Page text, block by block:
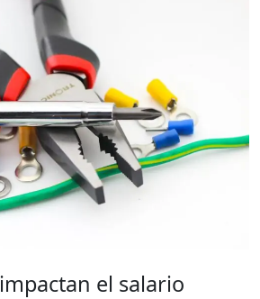
el salario